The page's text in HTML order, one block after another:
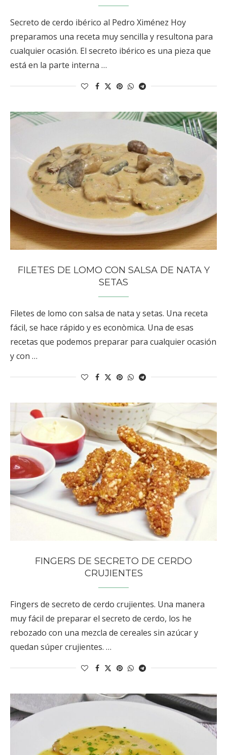
Secreto de cerdo ibérico al Pedro Ximénez Hoy
preparamos una receta muy sencilla y resultona para
cualquier ocasión. El secreto ibérico es una pieza que
está en la parte interna …
FILETES DE LOMO CON SALSA DE NATA Y
SETAS
Filetes de lomo con salsa de nata y setas. Una receta
fácil, se hace rápido y es econòmica. Una de esas
recetas que podemos preparar para cualquier ocasión
y con …
FINGERS DE SECRETO DE CERDO
CRUJIENTES
Fingers de secreto de cerdo crujientes. Una manera
muy fácil de preparar el secreto de cerdo, los he
rebozado con una mezcla de cereales sin azúcar y
quedan súper crujientes. …